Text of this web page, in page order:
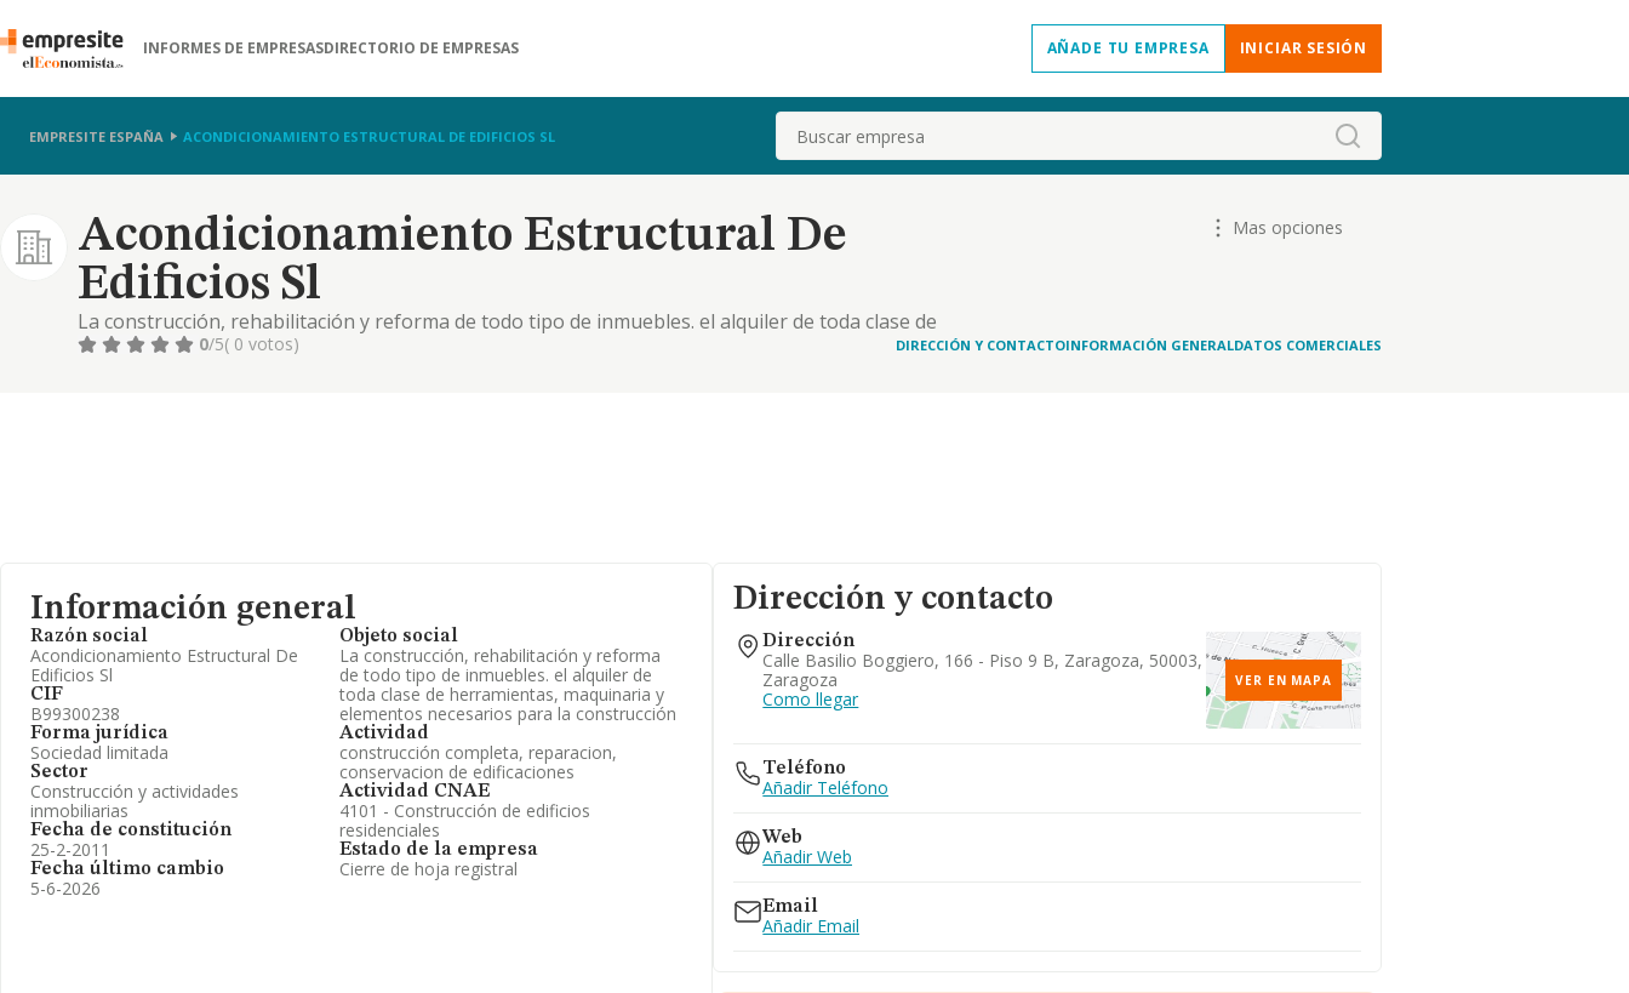
INFORMES DE EMPRESASDIRECTORIO DE EMPRESAS AÑADE TU EMPRESA INICIAR SESIÓN
EMPRESITE ESPAÑA ACONDICIONAMIENTO ESTRUCTURAL DE EDIFICIOS SL Buscar
Acondicionamiento Estructural De
Edificios Sl
La construcción, rehabilitación y reforma de todo tipo de inmuebles. el alquiler de toda clase de
herramientas, maquinaria y elementos necesarios para la construcción
Mas opciones
0/5( 0 votos) DIRECCIÓN Y CONTACTOINFORMACIÓN GENERALDATOS COMERCIALES
Información general
Razón social
Acondicionamiento Estructural De
Edificios Sl
CIF
B99300238
Forma jurídica
Sociedad limitada
Sector
Construcción y actividades
inmobiliarias
Fecha de constitución
25-2-2011
Fecha último cambio
5-6-2026
Objeto social
La construcción, rehabilitación y reforma
de todo tipo de inmuebles. el alquiler de
toda clase de herramientas, maquinaria y
elementos necesarios para la construcción
Actividad
construcción completa, reparacion,
conservacion de edificaciones
Actividad CNAE
4101 - Construcción de edificios
residenciales
Estado de la empresa
Cierre de hoja registral
Dirección y contacto
Dirección
Calle Basilio Boggiero, 166 - Piso 9 B, Zaragoza, 50003,
Zaragoza
Como llegar
VER EN MAPA
Teléfono
Añadir Teléfono
Web
Añadir Web
Email
Añadir Email